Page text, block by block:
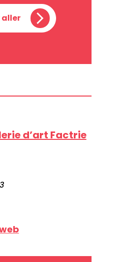
aller
d’art Factrie